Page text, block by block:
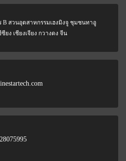
B สวนอุตสาหกรรมเฮงมิงจู ชุมชนทาอู
ยง เชียงเจียง กวางดง จีน